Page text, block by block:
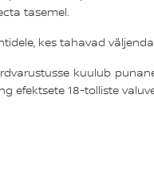
tasemel.
kes tahavad
kuulub
efektsete 18-tolliste